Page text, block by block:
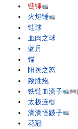
链锤
火焰锤
链球
血肉之球
蓝月
锚
阳炎之怒
致胜炮
铁链血滴子
太极连枷
滴滴怪跛子
花冠